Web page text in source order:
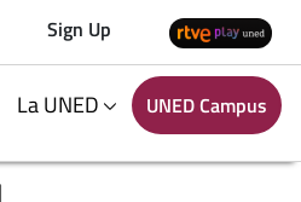
Sign Up
La UNED UNED Campus